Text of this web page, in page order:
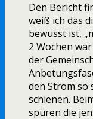
Den Bericht
weiß ich das
bewusst ist,
2 Wochen
der
den Strom so
schienen.
spüren die